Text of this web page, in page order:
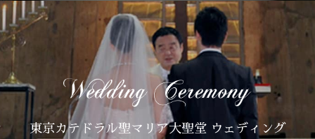
東京カテドラル聖マリア大聖堂 ウェディング